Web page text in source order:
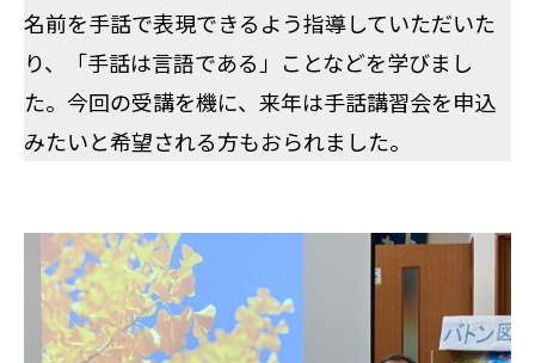
名前を手話で表現できるよう指導していただいた
り、「手話は言語である」ことなどを学びまし
た。今回の受講を機に、来年は手話講習会を申込
みたいと希望される方もおられました。